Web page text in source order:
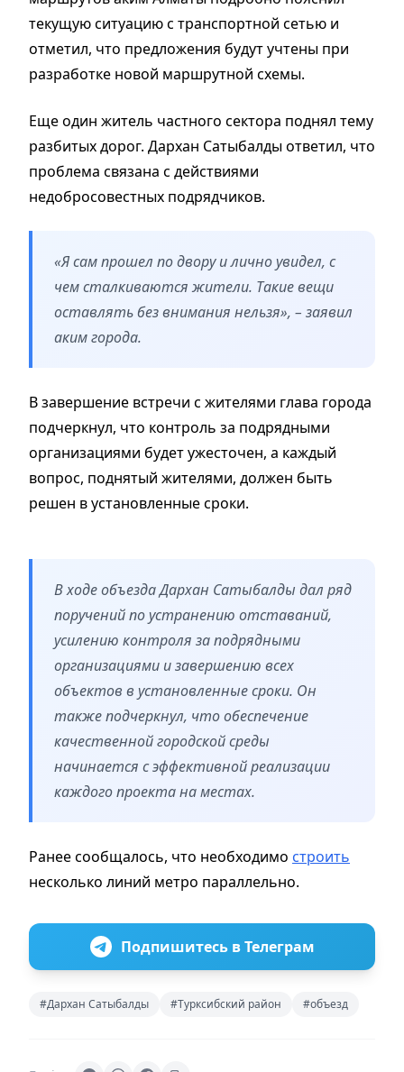
текущую ситуацию с транспортной сетью и
отметил, что предложения будут учтены при
разработке новой маршрутной схемы.
Еще один житель частного сектора поднял тему
разбитых дорог. Дархан Сатыбалды ответил, что
проблема связана с действиями
недобросовестных подрядчиков.
«Я сам прошел по двору и лично увидел, с
чем сталкиваются жители. Такие вещи
оставлять без внимания нельзя», – заявил
аким города.
В завершение встречи с жителями глава города
подчеркнул, что контроль за подрядными
организациями будет ужесточен, а каждый
вопрос, поднятый жителями, должен быть
решен в установленные сроки.
В ходе объезда Дархан Сатыбалды дал ряд
поручений по устранению отставаний,
усилению контроля за подрядными
организациями и завершению всех
объектов в установленные сроки. Он
также подчеркнул, что обеспечение
качественной городской среды
начинается с эффективной реализации
каждого проекта на местах.
Ранее сообщалось, что необходимо строить
несколько линий метро параллельно.
Подпишитесь в Телеграм
#Дархан Сатыбалды #Турксибский район #объезд